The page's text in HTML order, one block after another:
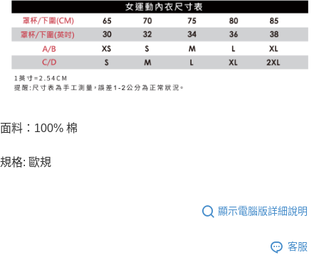
面料：100% 棉
規格: 歐規
顯示電腦版詳細說明
客服